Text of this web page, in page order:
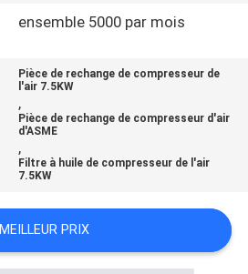
ensemble 5000 par mois
Pièce de rechange de compresseur de
l'air 7.5KW
,
Pièce de rechange de compresseur d'air
d'ASME
,
Filtre à huile de compresseur de l'air
7.5KW
MEILLEUR PRIX